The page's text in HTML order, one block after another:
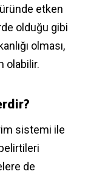
etken
olduğu gibi
olması,
olabilir.
sistemi ile
de